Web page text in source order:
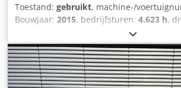
Toestand: gebruikt, machine-/
Bouwjaar: 2015, bedrijfsturen: 4.623 h,
200 mm,
mm, brandstoftype:elektrisch,
bouwhoogte:1.320 mm,
totaalgewicht:551 kg, 5054102
Accugegevens: 24 volt Chjdoyadxpjpfx An